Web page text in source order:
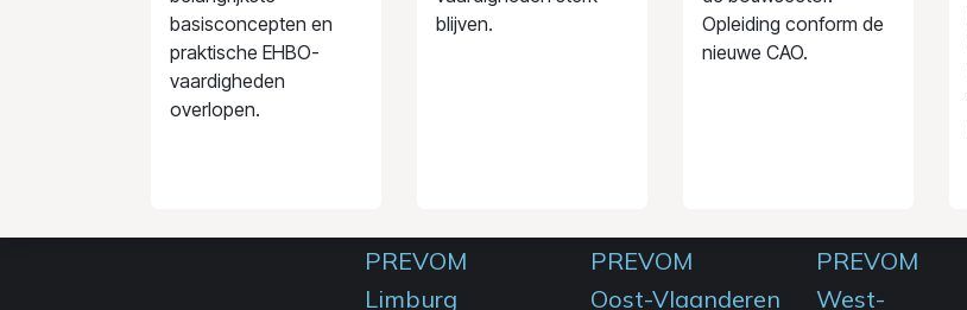
basisconcepten en
praktische EHBO-
vaardigheden
overlopen.
blijven.
Opleiding conform de
nieuwe CAO.
PREVOM
Limburg
PREVOM
Oost-Vlaanderen
PREVOM
West-